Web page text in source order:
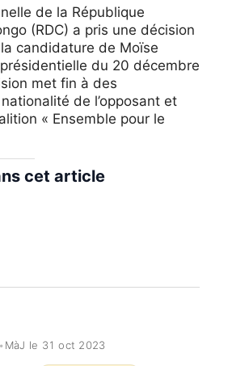
de la République
(RDC) a pris une décision
candidature de Moïse
du 20 décembre
met fin à des
de l’opposant et
« Ensemble pour le
cet article
• MàJ le 31 oct 2023